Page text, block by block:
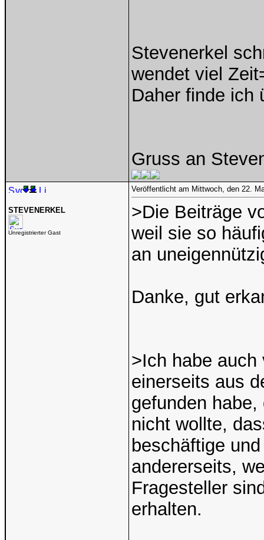
Stevenerkel
wendet viel
Daher finde ich
Gruss an
STEVENERKEL
Unregistrierter Gast
Veröffentlicht am Mittwoch, den 22.
>Die Beiträge
weil sie so
an
Danke, gut
>Ich habe
einerseits aus
gefunden
nicht wollte,
beschäftige
andererseits,
Fragesteller
erhalten.